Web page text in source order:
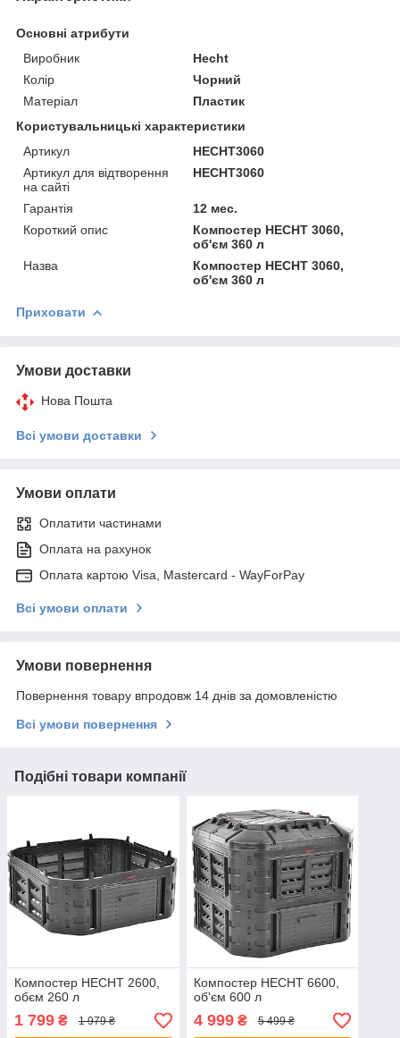
Основні атрибути
Виробник
Hecht
Колір
Чорний
Матеріал
Пластик
Користувальницькі характеристики
Артикул
HECHT3060
Артикул для відтворення
на сайті
HECHT3060
Гарантія
12 мес.
Короткий опис
Компостер HECHT 3060,
об'єм 360 л
Назва
Компостер HECHT 3060,
об'єм 360 л
Приховати
Умови доставки
Нова Пошта
Всі умови доставки
Умови оплати
Оплатити частинами
Оплата на рахунок
Оплата картою Visa, Mastercard - WayForPay
Всі умови оплати
Умови повернення
Повернення товару впродовж 14 днів за домовленістю
Всі умови повернення
Подібні товари компанії
Компостер HECHT 2600,
обєм 260 л
1 799 ₴ 1 979 ₴
Компостер HECHT 6600,
об'єм 600 л
4 999₴ 5 499 ₴